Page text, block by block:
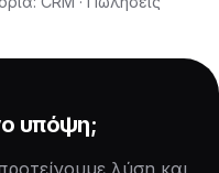
υπόψη;
λύση και